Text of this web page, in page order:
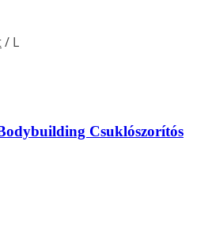
/ L
Csuklószorítós